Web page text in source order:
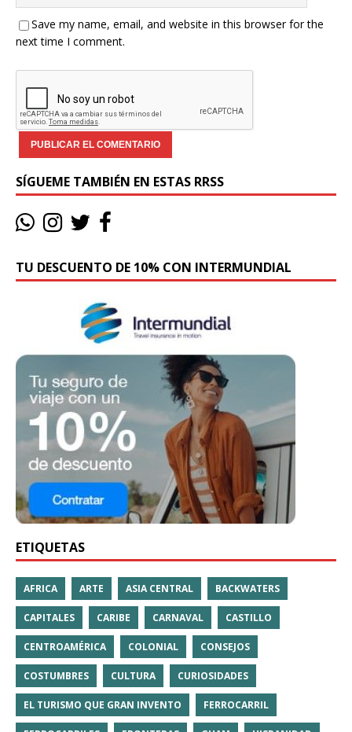
Save my name, email, and website in this browser for the
next time I comment.
SÍGUEME TAMBIÉN EN ESTAS RRSS
TU DESCUENTO DE 10% CON INTERMUNDIAL
ETIQUETAS
AFRICA ARTE ASIA CENTRAL BACKWATERS
CAPITALES CARIBE CARNAVAL CASTILLO
CENTROAMÉRICA COLONIAL CONSEJOS
COSTUMBRES CULTURA CURIOSIDADES
EL TURISMO QUE GRAN INVENTO FERROCARRIL